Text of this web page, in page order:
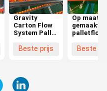
Gravity
Carton Flow
System Pallet
met
Beste prijs
Op maat
gemaakte
voor twee
Beste